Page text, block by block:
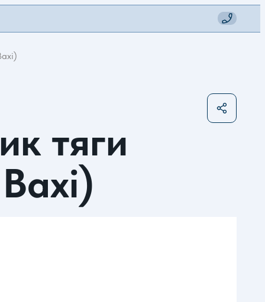
тяги